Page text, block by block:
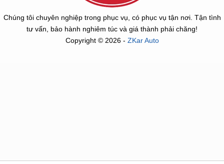
Chúng tôi chuyên nghiệp trong phục vụ, có phục vụ tận nơi. Tận tình
tư vấn, bảo hành nghiêm túc và giá thành phải chăng!
Copyright © 2026 - ZKar Auto